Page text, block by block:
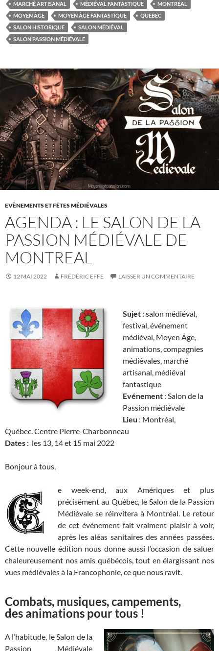
MARCHÉ ARTISANAL
MÉDIÉVAL FANTASTIQUE
MONTRÉAL
MOYEN ÂGE
MOYEN ÂGE FANTASTIQUE
QUEBEC
SALON HISTORIQUE
SALON MÉDIÉVAL
SALON PASSION MÉDIÉVALE
EVÈNEMENTS ET FÊTES MÉDIÉVALES
AGENDA : LE SALON DE LA
PASSION MÉDIÉVALE DE
MONTREAL
12 MAI 2022 FRÉDÉRIC EFFE LAISSER UN COMMENTAIRE
Sujet : salon médiéval,
festival, événement
médiéval, Moyen Âge,
animations, compagnies
médiévales, marché
artisanal, médiéval
fantastique
Evénement : Salon de la
Passion médiévale
Lieu : Montréal,
Québec. Centre Pierre-Charbonneau
Dates : les 13, 14 et 15 mai 2022
Bonjour à tous,
e week-end, aux Amériques et plus
précisément au Québec, le Salon de la Passion
Médiévale se réinvitera à Montréal. Le retour
de cet événement fait vraiment plaisir à voir,
après les aléas sanitaires des années passées.
Cette nouvelle édition nous donne aussi l’occasion de saluer
chaleureusement nos amis québécois, tout en élargissant nos
vues médiévales à la Francophonie, ce que nous ravit.
Combats, musiques, campements,
des animations pour tous !
A l’habitude, le Salon de la
Passion Médiévale